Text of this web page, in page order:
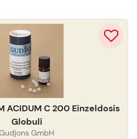
ACIDUM C 200 Einzeldosis
Globuli
GmbH